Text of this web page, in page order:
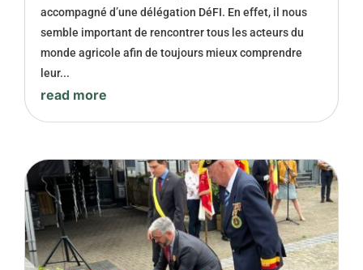
accompagné d’une délégation DéFI. En effet, il nous
semble important de rencontrer tous les acteurs du
monde agricole afin de toujours mieux comprendre
leur...
read more